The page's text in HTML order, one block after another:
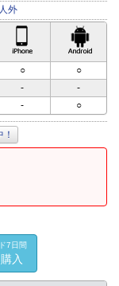
人外
iPhone対応
○
○
-
-
- ○
7日間
入